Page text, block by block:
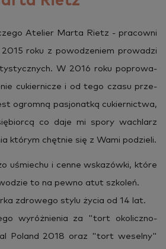
Ate­lier Marta Rietz - pra­cow­ni
roku z po­wo­dze­niem pro­wa­dzi
W 2016 roku po­pro­wa­
cu­kier­ni­cze i od tego czasu prze­
ogrom­ną pa­sjo­nat­ką cu­kier­nic­twa,
co daje mi spory wa­chlarz
któ­rym chęt­nie się z Wami po­dzie­li.
uśmie­chu i cenne wska­zów­ki, które
to na pewno atut szko­leń.
zdro­we­go stylu życia od 14 lat.
wy­róż­nie­nia za "tort oko­licz­no­
Po­land 2018 oraz "tort we­sel­ny"